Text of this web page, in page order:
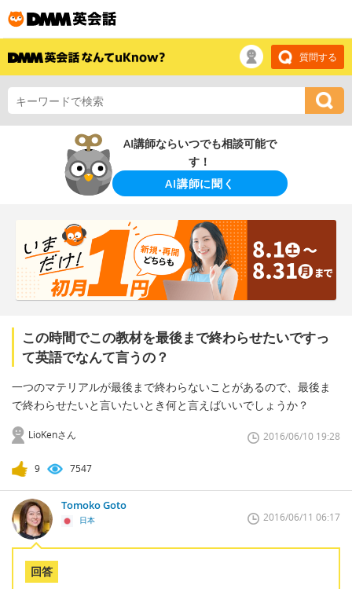
質問する
AI講師ならいつでも相談可能で
す！
AI講師に聞く
この時間でこの教材を最後まで終わらせたいですっ
て英語でなんて言うの？
一つのマテリアルが最後まで終わらないことがあるので、最後ま
で終わらせたいと言いたいとき何と言えばいいでしょうか？
LioKenさん 2016/06/10 19:28
9 7547
Tomoko Goto
日本 2016/06/11 06:17
回答